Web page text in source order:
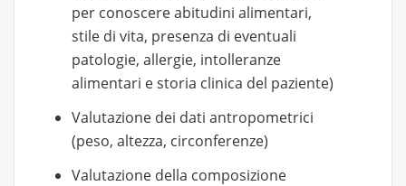
per conoscere abitudini alimentari,
stile di vita, presenza di eventuali
patologie, allergie, intolleranze
alimentari e storia clinica del paziente)
Valutazione dei dati antropometrici
(peso, altezza, circonferenze)
Valutazione della composizione